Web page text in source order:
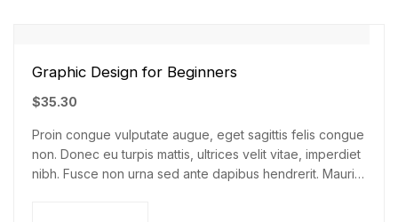
Graphic Design for Beginners
$35.30
Proin congue vulputate augue, eget sagittis felis congue
non. Donec eu turpis mattis, ultrices velit vitae, imperdiet
nibh. Fusce non urna sed ante dapibus hendrerit. Mauris